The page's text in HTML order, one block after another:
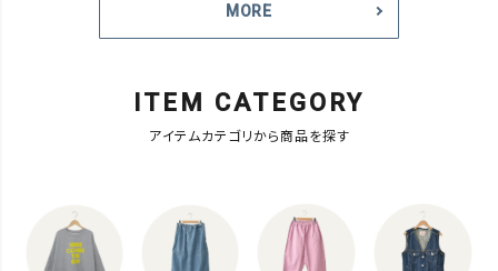
MORE
ITEM CATEGORY
アイテムカテゴリから商品を探す